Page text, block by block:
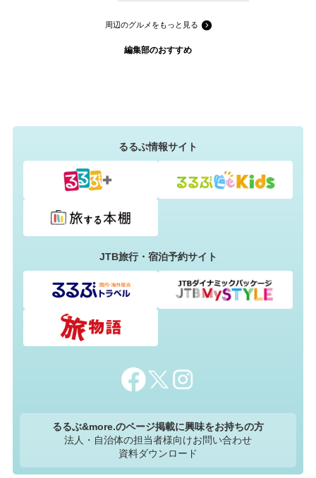
周辺のグルメをもっと見る
編集部のおすすめ
るるぶ情報サイト
JTB旅行・宿泊予約サイト
るるぶ&more.のページ掲載に興味をお持ちの方
法人・自治体の担当者様向けお問い合わせ
資料ダウンロード